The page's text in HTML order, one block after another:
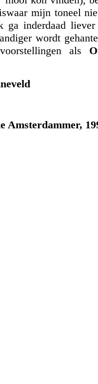
mijn toneel
ga inderdaad
wordt
als
Amsterdammer,